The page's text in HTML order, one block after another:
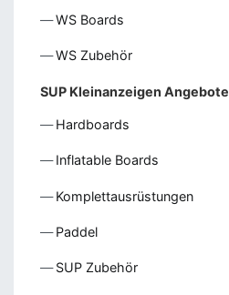
WS Boards
WS Zubehör
SUP Kleinanzeigen Angebote
Hardboards
Inflatable Boards
Komplettausrüstungen
Paddel
SUP Zubehör